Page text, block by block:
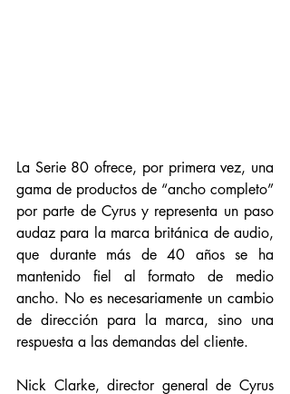
La Serie 80 ofrece, por primera vez, una
gama de productos de “ancho completo”
por parte de Cyrus y representa un paso
audaz para la marca británica de audio,
que durante más de 40 años se ha
mantenido fiel al formato de medio
ancho. No es necesariamente un cambio
de dirección para la marca, sino una
respuesta a las demandas del cliente.
Nick Clarke, director general de Cyrus